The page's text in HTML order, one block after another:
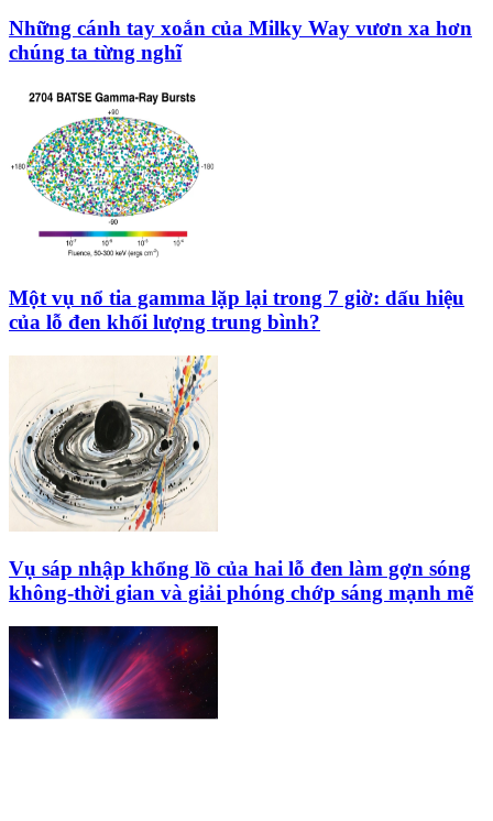
Những cánh tay xoắn của Milky Way vươn xa hơn
chúng ta từng nghĩ
Một vụ nổ tia gamma lặp lại trong 7 giờ: dấu hiệu
của lỗ đen khối lượng trung bình?
Vụ sáp nhập khổng lồ của hai lỗ đen làm gợn sóng
không-thời gian và giải phóng chớp sáng mạnh mẽ